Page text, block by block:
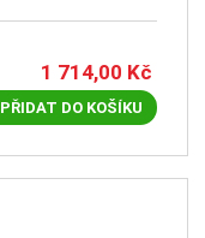
1 714,00 Kč
PŘIDAT DO KOŠÍKU